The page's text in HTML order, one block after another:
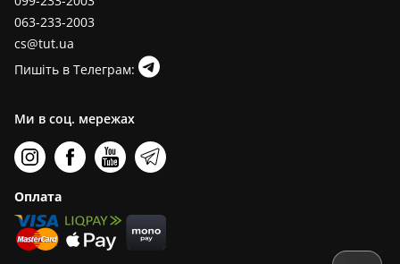
063-233-2003
cs@tut.ua
Пишіть в Телеграм:
Ми в соц. мережах
Оплата